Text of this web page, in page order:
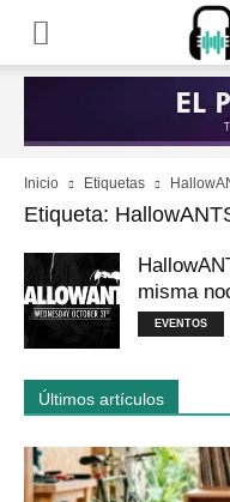
Inicio Etiquetas
Etiqueta:
misma
EVENTOS
Últimos artículos